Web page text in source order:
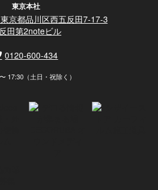
東京本社
京都品川区西五反田7-17-3
田第2noteビル
0120-600-434
17:30（土日・祝除く）